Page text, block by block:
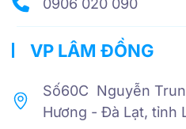
0906 020 090
VP LÂM ĐỒNG
Số60C Nguyễn
Hương - Đà Lạt, tỉnh